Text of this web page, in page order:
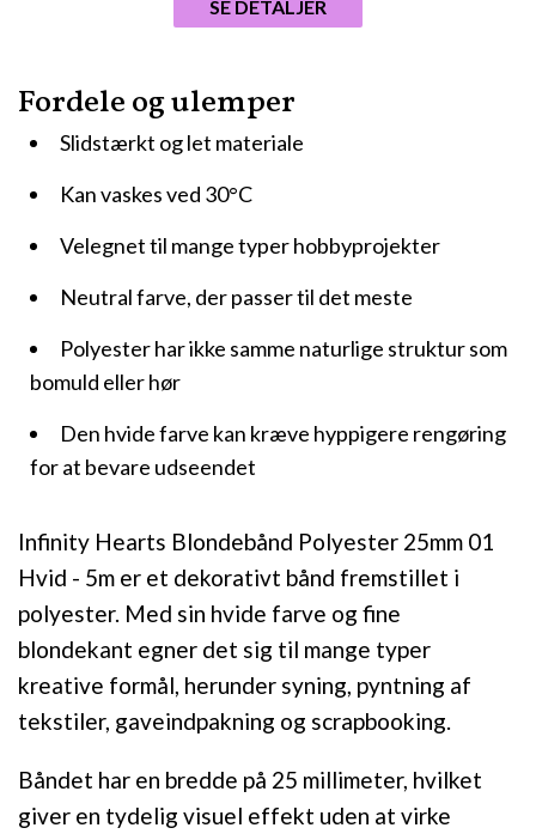
Infinity Hearts Blondebånd Polyester 25mm 01
Hvid - 5m er et dekorativt bånd fremstillet i
polyester. Med sin hvide farve og fine
blondekant egner det sig til mange typer
kreative formål, herunder syning, pyntning af
tekstiler, gaveindpakning og scrapbooking.
Båndet har en bredde på 25 millimeter, hvilket
giver en tydelig visuel effekt uden at virke
Fordele og ulemper
Slidstærkt og let materiale
Kan vaskes ved 30°C
Velegnet til mange typer hobbyprojekter
Neutral farve, der passer til det meste
Polyester har ikke samme naturlige struktur som
bomuld eller hør
Den hvide farve kan kræve hyppigere rengøring
for at bevare udseendet
SE DETALJER